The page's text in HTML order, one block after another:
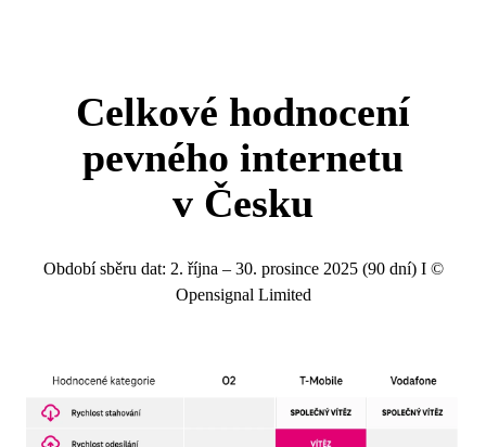
Celkové hodnocení
pevného internetu
v Česku
Období sběru dat: 2. října – 30. prosince 2025 (90 dní) I ©
Opensignal Limited